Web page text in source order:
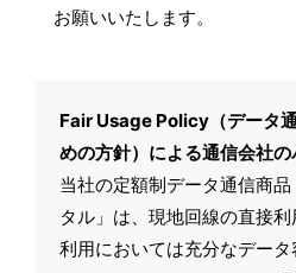
お願いいたします。
Fair Usage Policy（データ
めの方針）による通信会社
当社の定額制データ通信商
タル」は、現地回線の直接
利用においては充分なデー